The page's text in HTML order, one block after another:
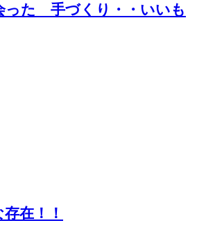
った 手づくり・・いいも
在！！